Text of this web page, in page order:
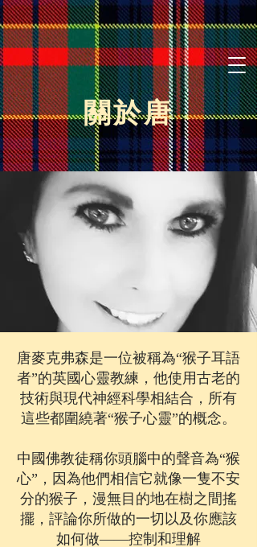
關於唐
唐麥克弗森是一位被稱為“猴子耳語
者”的英國心靈教練，他使用古老的
技術與現代神經科學相結合，所有
這些都圍繞著“猴子心靈”的概念。
中國佛教徒稱你頭腦中的聲音為“猴
心”，因為他們相信它就像一隻不安
分的猴子，漫無目的地在樹之間搖
擺，評論你所做的一切以及你應該
如何做——控制和理解